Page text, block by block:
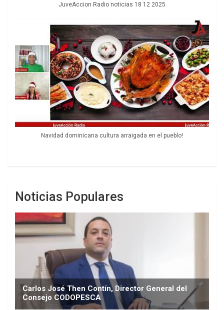
JuveAccion Radio noticias 18 12 2025
Navidad dominicana cultura arraigada en el pueblo!
Noticias Populares